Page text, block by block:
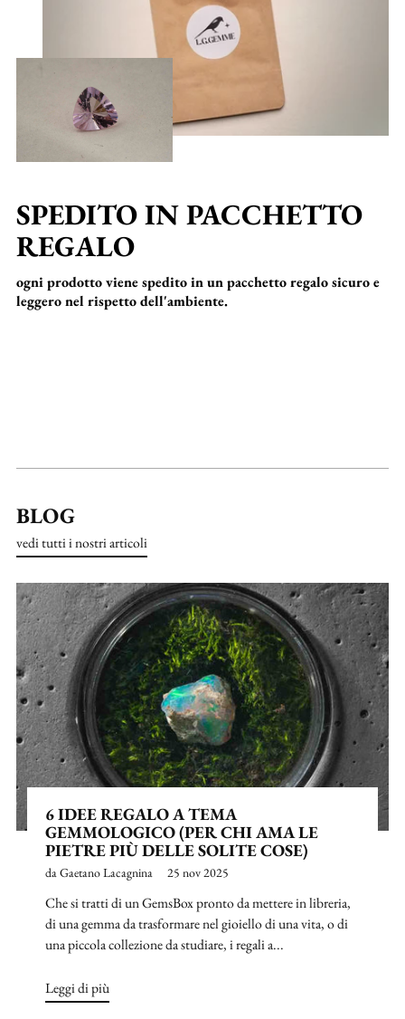
SPEDITO IN PACCHETTO
REGALO
ogni prodotto viene spedito in un pacchetto regalo sicuro e
leggero nel rispetto dell'ambiente.
BLOG
vedi tutti i nostri articoli
6 IDEE REGALO A TEMA
GEMMOLOGICO (PER CHI AMA LE
PIETRE PIÙ DELLE SOLITE COSE)
da Gaetano Lacagnina 25 nov 2025
Che si tratti di un GemsBox pronto da mettere in libreria,
di una gemma da trasformare nel gioiello di una vita, o di
una piccola collezione da studiare, i regali a...
Leggi di più